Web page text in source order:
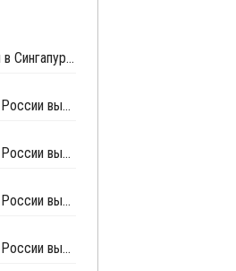
Производство химической продукции в Сингапуре выросло в сентябре на 0,4%
Индекс химического производства в России вырос на 6,1% в январе - сентябре
Индекс химического производства в России вырос на 5,3% в январе - августе
Индекс химического производства в России вырос на 4,9% в первом полугодии
Индекс химического производства в России вырос на 3% в январе